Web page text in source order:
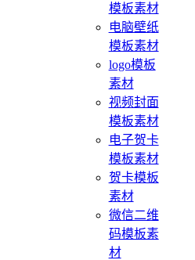
模板素材
电脑壁纸
模板素材
logo模板
素材
视频封面
模板素材
电子贺卡
模板素材
贺卡模板
素材
微信二维
码模板素
材